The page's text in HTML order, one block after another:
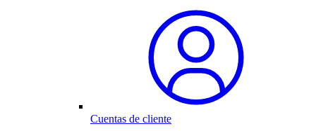
Cuentas de cliente